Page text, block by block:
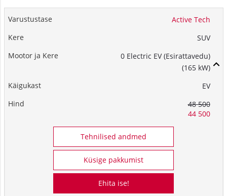
Active Tech
SUV
0 Electric EV (Esirattavedu)
(165 kW)
EV
48 500
44 500
Tehnilised andmed
Küsige pakkumist
Ehita ise!